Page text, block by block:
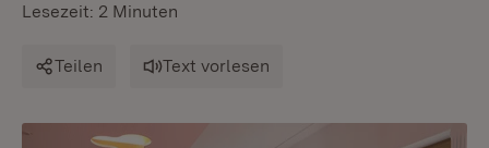
Lesezeit: 2 Minuten
Teilen Text vorlesen